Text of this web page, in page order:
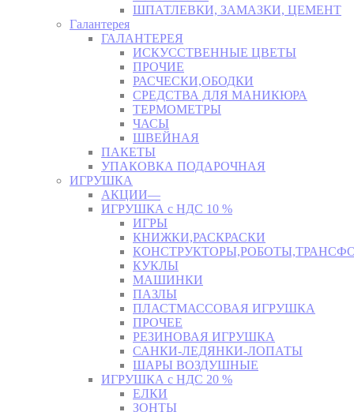
ШПАТЛЕВКИ, ЗАМАЗКИ, ЦЕМЕНТ
Галантерея
ГАЛАНТЕРЕЯ
ИСКУССТВЕННЫЕ ЦВЕТЫ
ПРОЧИЕ
РАСЧЕСКИ,ОБОДКИ
СРЕДСТВА ДЛЯ МАНИКЮРА
ТЕРМОМЕТРЫ
ЧАСЫ
ШВЕЙНАЯ
ПАКЕТЫ
УПАКОВКА ПОДАРОЧНАЯ
ИГРУШКА
АКЦИИ—
ИГРУШКА с НДС 10 %
ИГРЫ
КНИЖКИ,РАСКРАСКИ
КУКЛЫ
МАШИНКИ
ПАЗЛЫ
ПЛАСТМАССОВАЯ ИГРУШКА
ПРОЧЕЕ
РЕЗИНОВАЯ ИГРУШКА
САНКИ-ЛЕДЯНКИ-ЛОПАТЫ
ШАРЫ ВОЗДУШНЫЕ
ИГРУШКА с НДС 20 %
ЕЛКИ
ЗОНТЫ